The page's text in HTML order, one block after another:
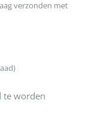
verzonden met
te worden